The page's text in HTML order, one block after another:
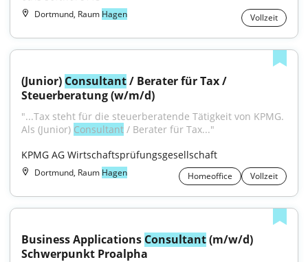
Dortmund, Raum Hagen Vollzeit
(Junior) Consultant / Berater für Tax /
Steuerberatung (w/m/d)
"...Tax steht für die steuerberatende Tätigkeit von KPMG.
Als (Junior) Consultant / Berater für Tax..."
KPMG AG Wirtschaftsprüfungsgesellschaft
Dortmund, Raum Hagen Homeoffice Vollzeit
Business Applications Consultant (m/w/d)
Schwerpunkt Proalpha